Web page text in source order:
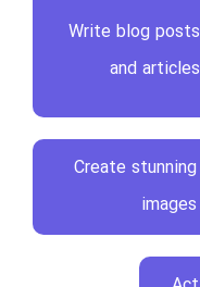
Write blog posts
and articles
Create stunning
images